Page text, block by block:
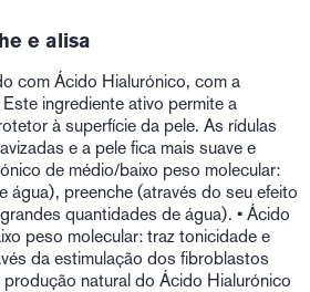
e alisa
com Ácido Hialurónico, com a
ingrediente ativo permite a
à superfície da pele. As rídulas
e a pele fica mais suave e
de médio/baixo peso molecular:
água), preenche (através do seu efeito
quantidades de água). • Ácido
peso molecular: traz tonicidade e
da estimulação dos fibroblastos
natural do Ácido Hialurónico